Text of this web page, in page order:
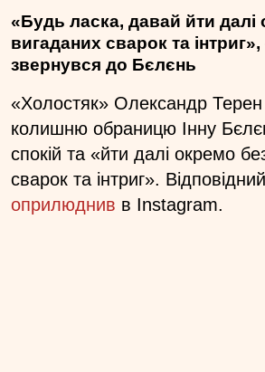
«Будь ласка, давай йти далі
вигаданих сварок та
звернувся до Бєлєнь
«Холостяк» Олександр
колишню обраницю Інну
спокій та «йти далі окремо
сварок та інтриг».
оприлюднив в Instagram.